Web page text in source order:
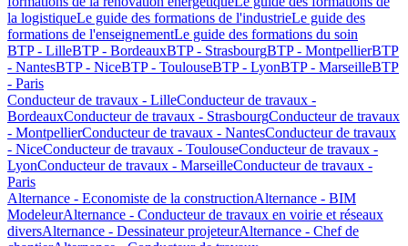
la logistiqueLe guide des formations de l'industrieLe guide des
formations de l'enseignementLe guide des formations du soin
BTP - LilleBTP - BordeauxBTP - StrasbourgBTP - MontpellierBTP
- NantesBTP - NiceBTP - ToulouseBTP - LyonBTP - MarseilleBTP
- Paris
Conducteur de travaux - LilleConducteur de travaux -
BordeauxConducteur de travaux - StrasbourgConducteur de travaux
- MontpellierConducteur de travaux - NantesConducteur de travaux
- NiceConducteur de travaux - ToulouseConducteur de travaux -
LyonConducteur de travaux - MarseilleConducteur de travaux -
Paris
Alternance - Economiste de la constructionAlternance - BIM
ModeleurAlternance - Conducteur de travaux en voirie et réseaux
diversAlternance - Dessinateur projeteurAlternance - Chef de